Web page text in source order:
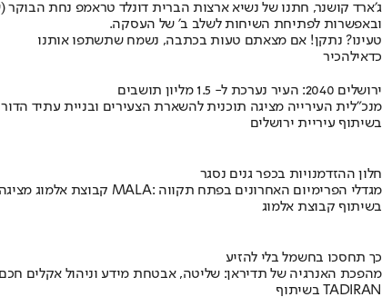
ג׳ארד קושנר, חתנו של נשיא ארצות הברית דונלד טראמפ נחת הבוקר (שני)
ובאפשרות לפתיחת השיחות לשלב ב׳ של העסקה.
טעינו? נתקן! אם מצאתם טעות בכתבה, נשמח שתשתפו אותנו
כדאילהכיר
ירושלים 2040: העיר נערכת ל- 1.5 מליון תושבים
מנכ"לית העירייה מציגה תוכנית להשארת הצעירים ובניית עתיד
בשיתוף עיריית ירושלים
חלון ההזדמנויות בכפר גנים נסגר
קבוצת אלמוג מציגה את פרויקט MALA: מגדלי הפרימיום האחרונים בפתח תקווה
בשיתוף קבוצת אלמוג
כך תחסכו בחשמל בלי להזיע
מהפכת האנרגיה של תדיראן: שליטה, אבטחת מידע וניהול אקלים
בשיתוף TADIRAN